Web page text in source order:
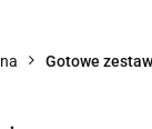
Gotowe